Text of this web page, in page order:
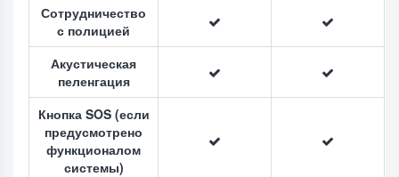
Сотрудничество
с полицией
Акустическая
пеленгация
Кнопка SOS (если
предусмотрено
функционалом
системы)